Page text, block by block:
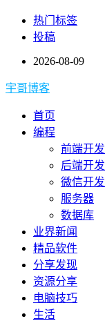
热门标签
投稿
2026-08-09
宇哥博客
首页
编程
前端开发
后端开发
微信开发
服务器
数据库
业界新闻
精品软件
分享发现
资源分享
电脑技巧
生活